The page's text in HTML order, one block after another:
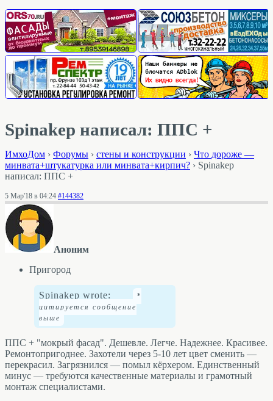
Spinakep написал: ППС +
ИмхоДом › Форумы › стены и конструкции › Что дороже —
минвата+штукатурка или минвата+кирпич? › Spinakep
написал: ППС +
5 Мар'18 в 04:24 #144382
Аноним
Пригород
Spinakep wrote:
ППС + "мокрый фасад". Дешевле. Легче. Надежнее. Красивее.
Ремонтопригоднее. Захотели через 5-10 лет цвет сменить —
перекрасил. Загрязнился — помыл кёрхером. Единственный
минус — требуются качественные материалы и грамотный
монтаж специалистами.